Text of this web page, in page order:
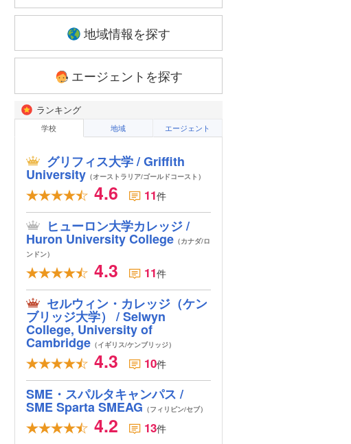
地域情報を探す
エージェントを探す
ランキング
学校 地域 エージェント
グリフィス大学 / Griffith
University（オーストラリア/ゴールドコースト）
4.6 11件
ヒューロン大学カレッジ /
Huron University College（カナダ/ロ
ンドン）
4.3 11件
セルウィン・カレッジ（ケン
ブリッジ大学） / Selwyn
College, University of
Cambridge（イギリス/ケンブリッジ）
4.3 10件
SME・スパルタキャンパス /
SME Sparta SMEAG （フィリピン/セブ）
4.2 13件